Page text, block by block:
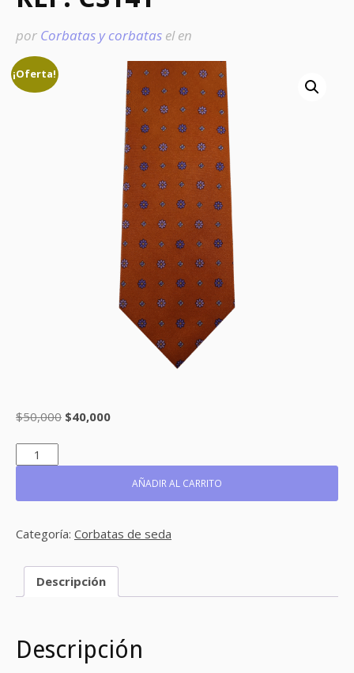
por Corbatas y corbatas elen
¡Oferta!
$50,000 El
era:
$40,000El
es:
$40,000.
REF:
CS141
AÑADIR AL CARRITO
Categoría: Corbatas de seda
Descripción
Descripción